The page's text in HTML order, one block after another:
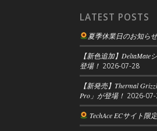
LATEST POSTS
夏季休業日のお知らせ
【新色追加】
登場！ 2026-07-28
【新発売】Thermal
Pro」が登場！ 2026-
TechAce ECサイト限